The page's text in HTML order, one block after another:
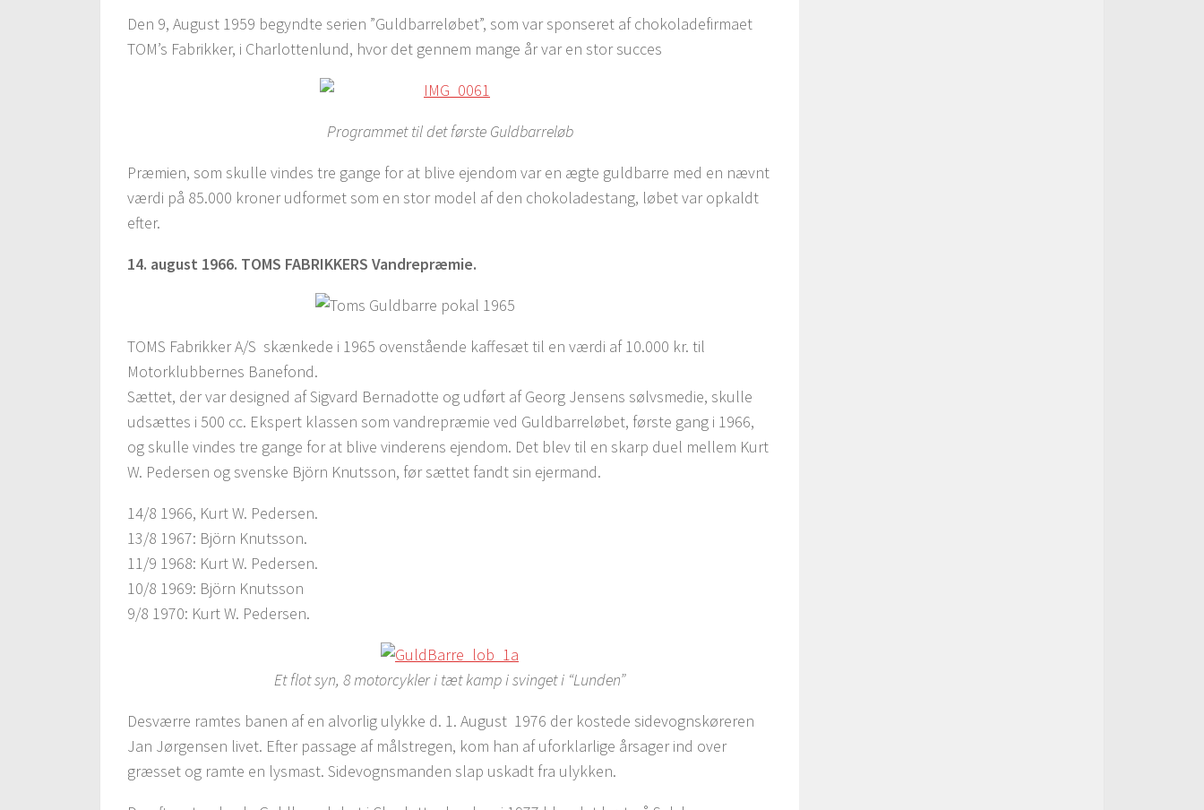
Den 9, August 1959 begyndte serien ”Guldbarreløbet”, som var sponseret af chokoladefirmaet
TOM’s Fabrikker, i Charlottenlund, hvor det gennem mange år var en stor succes
Programmet til det første Guldbarreløb
Præmien, som skulle vindes tre gange for at blive ejendom var en ægte guldbarre med en nævnt
værdi på 85.000 kroner udformet som en stor model af den chokoladestang, løbet var opkaldt
efter.
14. august 1966. TOMS FABRIKKERS Vandrepræmie.
TOMS Fabrikker A/S skænkede i 1965 ovenstående kaffesæt til en værdi af 10.000 kr. til
Motorklubbernes Banefond.
Sættet, der var designed af Sigvard Bernadotte og udført af Georg Jensens sølvsmedie, skulle
udsættes i 500 cc. Ekspert klassen som vandrepræmie ved Guldbarreløbet, første gang i 1966,
og skulle vindes tre gange for at blive vinderens ejendom. Det blev til en skarp duel mellem Kurt
W. Pedersen og svenske Björn Knutsson, før sættet fandt sin ejermand.
14/8 1966, Kurt W. Pedersen.
13/8 1967: Björn Knutsson.
11/9 1968: Kurt W. Pedersen.
10/8 1969: Björn Knutsson
9/8 1970: Kurt W. Pedersen.
Et flot syn, 8 motorcykler i tæt kamp i svinget i “Lunden”
Desværre ramtes banen af en alvorlig ulykke d. 1. August 1976 der kostede sidevognskøreren
Jan Jørgensen livet. Efter passage af målstregen, kom han af uforklarlige årsager ind over
græsset og ramte en lysmast. Sidevognsmanden slap uskadt fra ulykken.